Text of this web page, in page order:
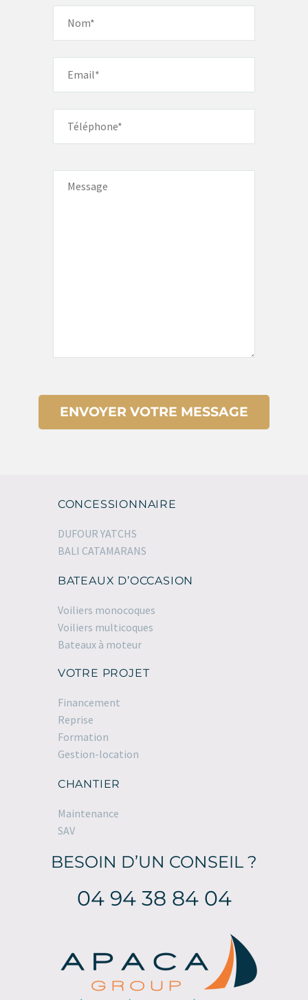
CONCESSIONNAIRE
DUFOUR YATCHS
BALI CATAMARANS
BATEAUX D’OCCASION
Voiliers monocoques
Voiliers multicoques
Bateaux à moteur
VOTRE PROJET
Financement
Reprise
Formation
Gestion-location
CHANTIER
Maintenance
SAV
BESOIN D’UN CONSEIL ?
04 94 38 84 04